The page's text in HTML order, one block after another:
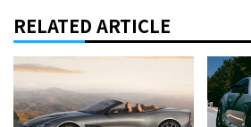
RELATED ARTICLE